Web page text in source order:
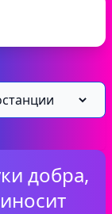
добра,